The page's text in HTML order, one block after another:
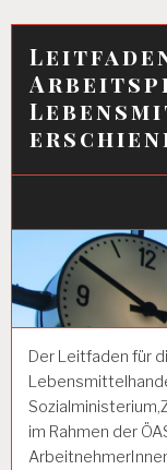
Der Leitfaden für
im Rahmen der